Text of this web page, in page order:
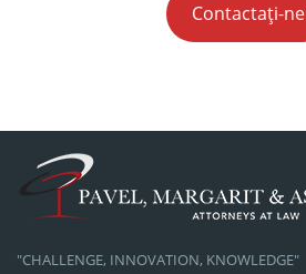
Contactați-ne
"CHALLENGE, INNOVATION, KNOWLEDGE"